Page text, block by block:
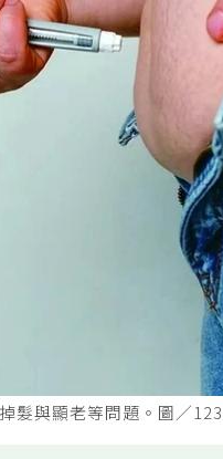
髮與顯老等問題。圖／